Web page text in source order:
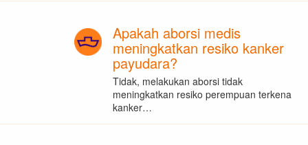
Apakah aborsi medis
meningkatkan resiko kanker
payudara?
Tidak, melakukan aborsi tidak
meningkatkan resiko perempuan terkena
kanker…